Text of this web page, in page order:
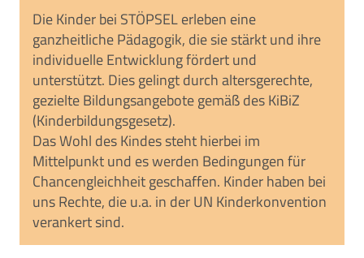
Die Kinder bei STÖPSEL erleben eine
ganzheitliche Pädagogik, die sie stärkt und ihre
individuelle Entwicklung fördert und
unterstützt. Dies gelingt durch altersgerechte,
gezielte Bildungsangebote gemäß des KiBiZ
(Kinderbildungsgesetz).
Das Wohl des Kindes steht hierbei im
Mittelpunkt und es werden Bedingungen für
Chancengleichheit geschaffen. Kinder haben bei
uns Rechte, die u.a. in der UN Kinderkonvention
verankert sind.